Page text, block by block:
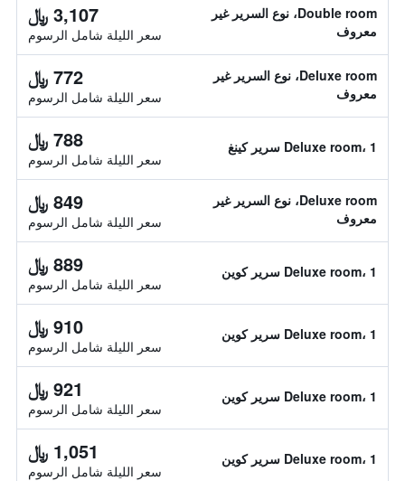
Double room، نوع السرير غير
معروف
3,107 ﷼
سعر الليلة شامل الرسوم
Deluxe room، نوع السرير غير
معروف
772 ﷼
سعر الليلة شامل الرسوم
Deluxe room، 1 سرير كينغ 788 ﷼
سعر الليلة شامل الرسوم
Deluxe room، نوع السرير غير
معروف
849 ﷼
سعر الليلة شامل الرسوم
Deluxe room، 1 سرير كوين 889 ﷼
سعر الليلة شامل الرسوم
Deluxe room، 1 سرير كوين 910 ﷼
سعر الليلة شامل الرسوم
Deluxe room، 1 سرير كوين 921 ﷼
سعر الليلة شامل الرسوم
Deluxe room، 1 سرير كوين 1,051 ﷼
سعر الليلة شامل الرسوم